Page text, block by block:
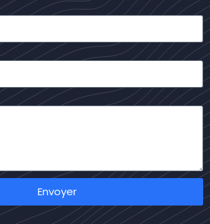
Envoyer